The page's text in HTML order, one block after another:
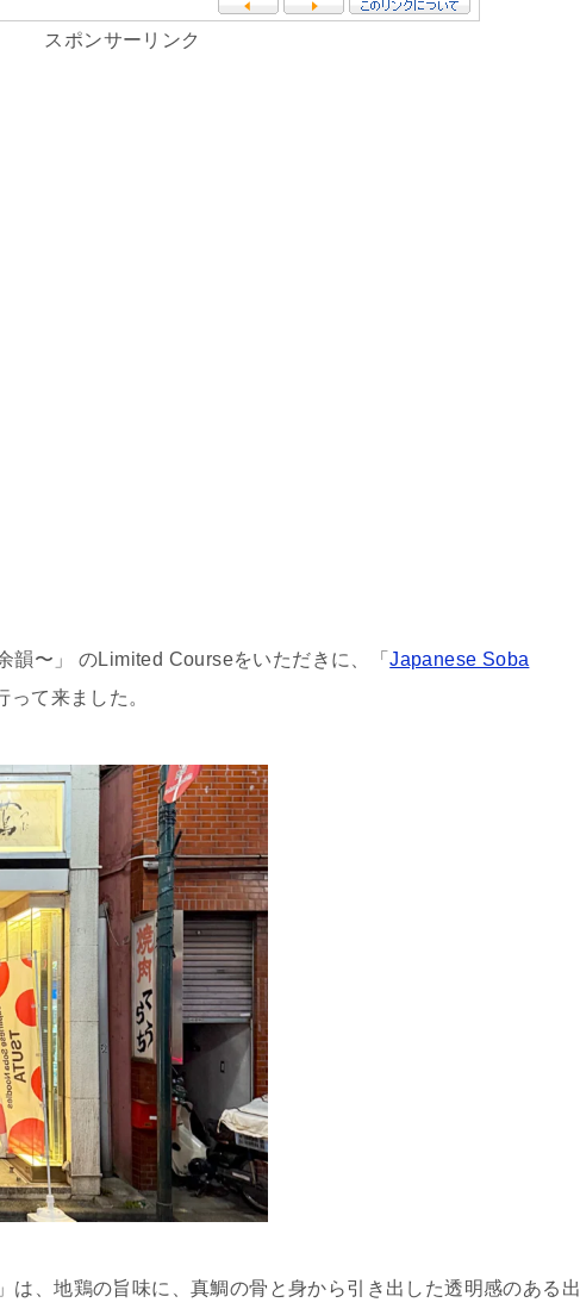
スポンサーリンク
韻〜」 のLimited Courseをいただきに、「Japanese Soba
って来ました。
は、地鶏の旨味に、 真鯛の骨と身から引き出した透明感のある出